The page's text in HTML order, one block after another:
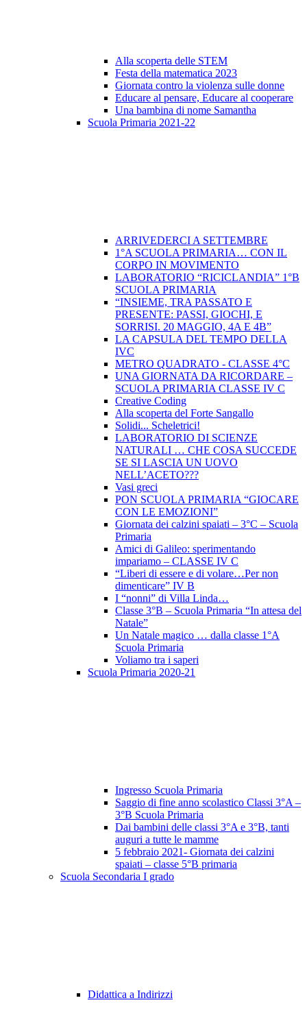
Alla scoperta delle STEM
Festa della matematica 2023
Giornata contro la violenza sulle donne
Educare al pensare, Educare al cooperare
Una bambina di nome Samantha
Scuola Primaria 2021-22
ARRIVEDERCI A SETTEMBRE
1°A SCUOLA PRIMARIA… CON IL
CORPO IN MOVIMENTO
LABORATORIO “RICICLANDIA” 1°B
SCUOLA PRIMARIA
“INSIEME, TRA PASSATO E
PRESENTE: PASSI, GIOCHI, E
SORRISI. 20 MAGGIO, 4A E 4B”
LA CAPSULA DEL TEMPO DELLA
IVC
METRO QUADRATO - CLASSE 4°C
UNA GIORNATA DA RICORDARE –
SCUOLA PRIMARIA CLASSE IV C
Creative Coding
Alla scoperta del Forte Sangallo
Solidi... Scheletrici!
LABORATORIO DI SCIENZE
NATURALI … CHE COSA SUCCEDE
SE SI LASCIA UN UOVO
NELL’ACETO???
Vasi greci
PON SCUOLA PRIMARIA “GIOCARE
CON LE EMOZIONI”
Giornata dei calzini spaiati – 3°C – Scuola
Primaria
Amici di Galileo: sperimentando
impariamo – CLASSE IV C
“Liberi di essere e di volare…Per non
dimenticare” IV B
I “nonni” di Villa Linda…
Classe 3°B – Scuola Primaria “In attesa del
Natale”
Un Natale magico … dalla classe 1°A
Scuola Primaria
Voliamo tra i saperi
Scuola Primaria 2020-21
Ingresso Scuola Primaria
Saggio di fine anno scolastico Classi 3°A –
3°B Scuola Primaria
Dai bambini delle classi 3°A e 3°B, tanti
auguri a tutte le mamme
5 febbraio 2021- Giornata dei calzini
spaiati – classe 5°B primaria
Scuola Secondaria I grado
Didattica a Indirizzi